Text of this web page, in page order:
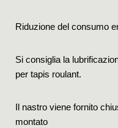
Riduzione del consumo
Si consiglia la
per tapis roulant.
Il nastro viene fornito
montato